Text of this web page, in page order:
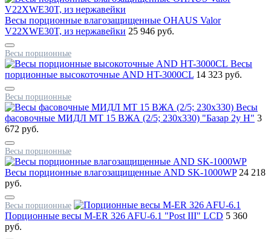
Весы порционные влагозащищенные OHAUS Valor
V22XWE30T, из нержавейки 25 946 руб.
Весы порционные
Вeсы
порционные высокоточные AND HT-3000CL 14 323 руб.
Весы порционные
Весы
фасовочные МИДЛ МТ 15 ВЖА (2/5; 230x330) "Базар 2у Н" 3
672 руб.
Весы порционные
Вeсы порционные влагозащищенные AND SK-1000WP 24 218
руб.
Весы порционные
Порционные весы M-ER 326 AFU-6.1 "Post III" LСD 5 360
руб.